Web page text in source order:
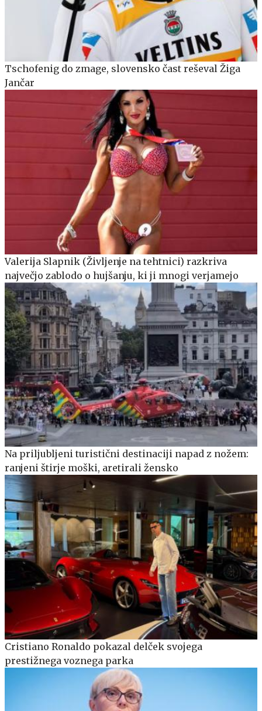
Tschofenig do zmage, slovensko čast reševal Žiga
Jančar
Valerija Slapnik (Življenje na tehtnici) razkriva
največjo zablodo o hujšanju, ki ji mnogi verjamejo
Na priljubljeni turistični destinaciji napad z nožem:
ranjeni štirje moški, aretirali žensko
Cristiano Ronaldo pokazal delček svojega
prestižnega voznega parka